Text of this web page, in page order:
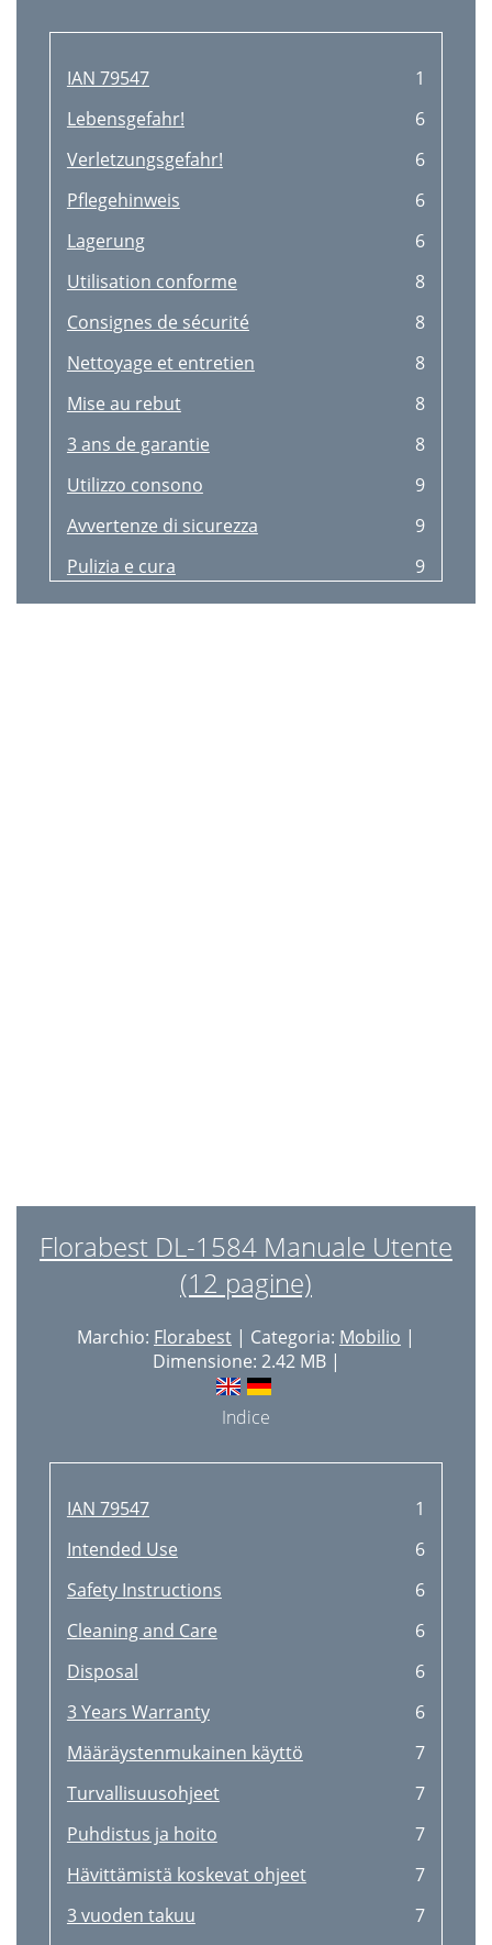
IAN 79547
1
Lebensgefahr!
6
Verletzungsgefahr!
6
Pﬂegehinweis
6
Lagerung
6
Utilisation conforme
8
Consignes de sécurité
8
Nettoyage et entretien
8
Mise au rebut
8
3 ans de garantie
8
Utilizzo consono
9
Avvertenze di sicurezza
9
Pulizia e cura
9
Smaltimento
9
Florabest DL-1584 Manuale Utente
(12 pagine)
Marchio: Florabest | Categoria: Mobilio |
Dimensione: 2.42 MB |
Indice
IAN 79547
1
Intended Use
6
Safety Instructions
6
Cleaning and Care
6
Disposal
6
3 Years Warranty
6
Määräystenmukainen käyttö
7
Turvallisuusohjeet
7
Puhdistus ja hoito
7
Hävittämistä koskevat ohjeet
7
3 vuoden takuu
7